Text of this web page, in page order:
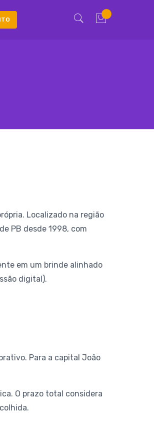
Localizado na região
PB desde 1998, com
em um brinde alinhado
digital).
Para a capital João
O prazo total considera